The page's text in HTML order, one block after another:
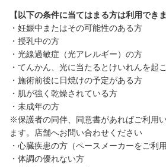
【以下の条件に当てはまる方は利用できま
・妊娠中またはその可能性のある方
・授乳中の方
・光線過敏症（光アレルギー）の方
・てんかん、光に当たるとけいれんを起
・施術前後に日焼けの予定がある方
・肌が強く乾燥されている方
・未成年の方
※保護者の同伴、同意書があればご利用
ます。店舗へお問い合わせください
・心臓疾患の方（ペースメーカーをご利
・体調の優れない方